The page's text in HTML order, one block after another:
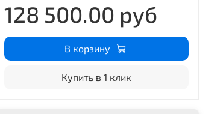
128 500.00 руб
В корзину
Купить в 1 клик